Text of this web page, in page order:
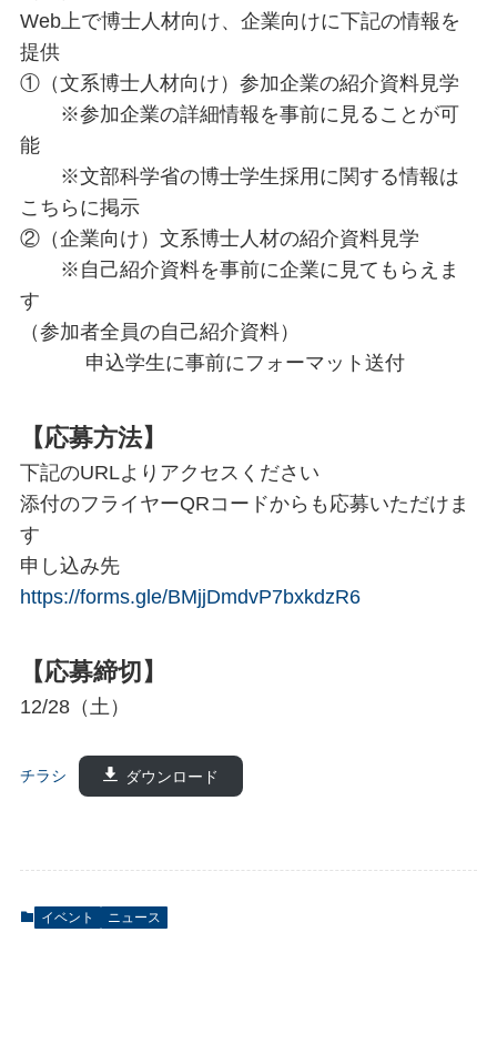
Web上で博士人材向け、企業向けに下記の情報を
提供
①（文系博士人材向け）参加企業の紹介資料見学
※参加企業の詳細情報を事前に見ることが可
能
※文部科学省の博士学生採用に関する情報は
こちらに掲示
②（企業向け）文系博士人材の紹介資料見学
※自己紹介資料を事前に企業に見てもらえま
す
（参加者全員の自己紹介資料）
申込学生に事前にフォーマット送付
【応募方法】
下記のURLよりアクセスください
添付のフライヤーQRコードからも応募いただけま
す
申し込み先
https://forms.gle/BMjjDmdvP7bxkdzR6
【応募締切 】
12/28（土）
チラシ ダウンロード
イベント ニュース